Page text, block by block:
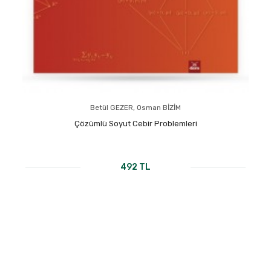
Betül GEZER, Osman BİZİM
Çözümlü Soyut Cebir Problemleri
492 TL